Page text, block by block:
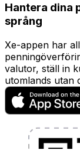
Hantera dina
språng
Xe-appen har
valutor, ställ in
utomlands utan